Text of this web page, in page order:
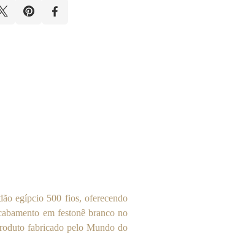
egípcio 500 fios, oferecendo
em festonê branco no
fabricado pelo Mundo do